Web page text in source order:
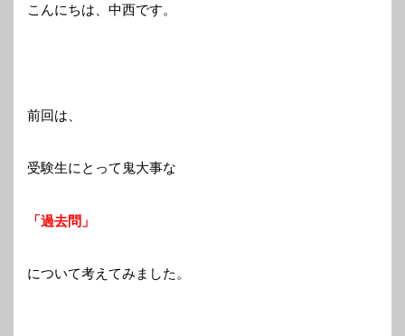
こんにちは、中西です。
前回は、
受験生にとって鬼大事な
「過去問」
について考えてみました。